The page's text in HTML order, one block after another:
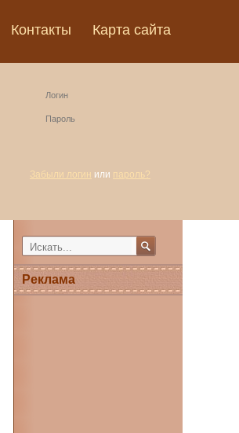
Контакты Карта сайта
Забыли логин или пароль?
Реклама